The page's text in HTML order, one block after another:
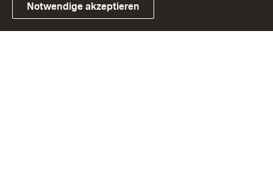
Link zum Landesportal
Notwendige akzeptieren